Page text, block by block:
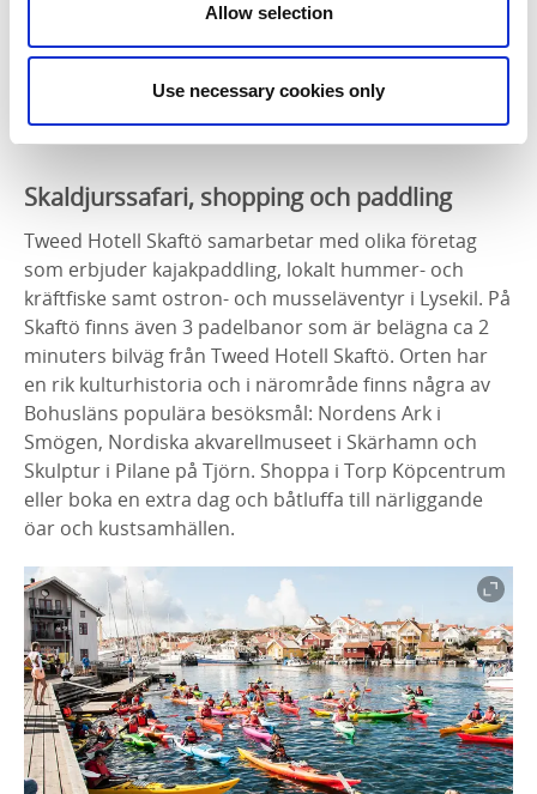
Allow selection
Use necessary cookies only
Skaldjurssafari, shopping och paddling
Tweed Hotell Skaftö samarbetar med olika företag
som erbjuder kajakpaddling, lokalt hummer- och
kräftfiske samt ostron- och musseläventyr i Lysekil. På
Skaftö finns även 3 padelbanor som är belägna ca 2
minuters bilväg från Tweed Hotell Skaftö. Orten har
en rik kulturhistoria och i närområde finns några av
Bohusläns populära besöksmål: Nordens Ark i
Smögen, Nordiska akvarellmuseet i Skärhamn och
Skulptur i Pilane på Tjörn. Shoppa i Torp Köpcentrum
eller boka en extra dag och båtluffa till närliggande
öar och kustsamhällen.